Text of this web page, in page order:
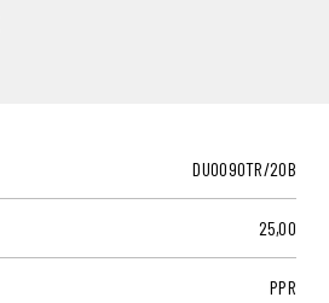
DUO090TR/20B
25,00
PPR